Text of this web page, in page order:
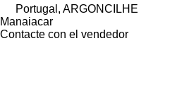
Portugal, ARGONCILHE
Manaiacar
Contacte con el vendedor